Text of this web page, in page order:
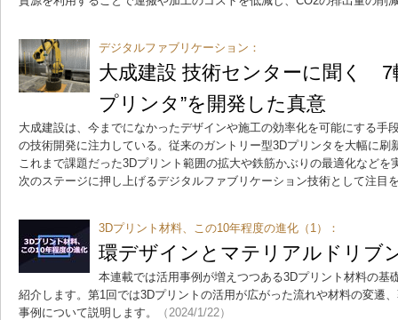
デジタルファブリケーション：
大成建設 技術センターに聞く 7
プリンタ”を開発した真意
大成建設は、今までになかったデザインや施工の効率化を可能にする手
の技術開発に注力している。従来のガントリー型3Dプリンタを大幅に刷
これまで課題だった3Dプリント範囲の拡大や鉄筋かぶりの最適化など
次のステージに押し上げるデジタルファブリケーション技術として注目
3Dプリント材料、この10年程度の進化（1）：
環デザインとマテリアルドリブ
本連載では活用事例が増えつつある3Dプリント材料の基
紹介します。第1回では3Dプリントの活用が広がった流れや材料の変遷
事例について説明します。
（2024/1/22）